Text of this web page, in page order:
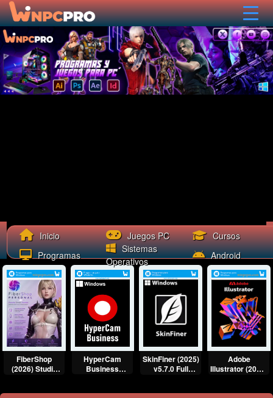
Inicio Juegos PC
Cursos
Programas
Sistemas
Operativos
Android
FiberShop
(2026) Studio
HyperCam
Business
SkinFiner (2025)
v5.7.0 Full
Adobe
Illustrator (2026)